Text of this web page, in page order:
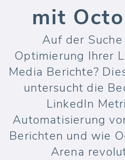
mit
Auf der
Optimierung Ihrer
Media Berichte?
untersucht die
LinkedIn
Automatisierung
Berichten und wie
Arena